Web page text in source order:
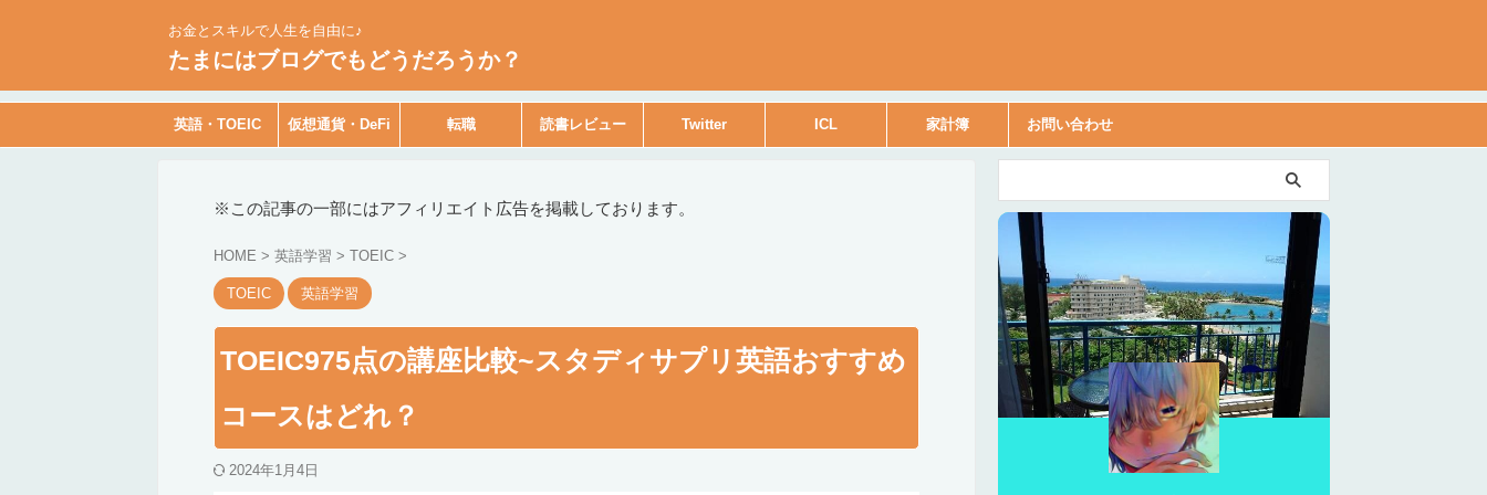
お金とスキルで人生を自由に♪
たまにはブログでもどうだろうか？
英語・TOEIC 仮想通貨・DeFi 転職 読書レビュー Twitter ICL 家計簿 お問い合わせ
※この記事の一部にはアフィリエイト広告を掲載しております。
HOME > 英語学習 > TOEIC >
TOEIC 英語学習
TOEIC975点の講座比較~スタディサプリ英語おすすめ
コースはどれ？
2024年1月4日